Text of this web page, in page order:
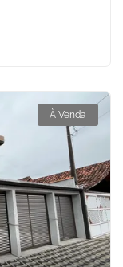
À Venda